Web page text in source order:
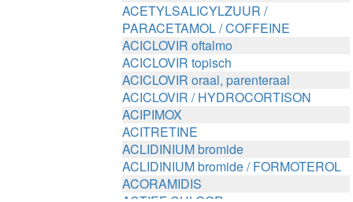
ACETYLSALICYLZUUR /
PARACETAMOL / COFFEINE
ACICLOVIR oftalmo
ACICLOVIR topisch
ACICLOVIR oraal, parenteraal
ACICLOVIR / HYDROCORTISON
ACIPIMOX
ACITRETINE
ACLIDINIUM bromide
ACLIDINIUM bromide / FORMOTEROL
ACORAMIDIS